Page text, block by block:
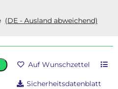
(DE - Ausland abweichend)
Auf Wunschzettel
Sicherheitsdatenblatt